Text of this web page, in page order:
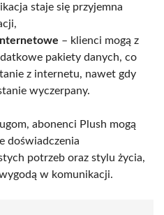
staje się przyjemna
– klienci mogą z
pakiety danych, co
z internetu, nawet gdy
wyczerpany.
abonenci Plush mogą
doświadczenia
potrzeb oraz stylu życia,
w komunikacji.